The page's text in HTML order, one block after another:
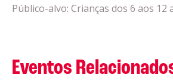
Público-alvo: Crianças dos 6 aos 12
Eventos